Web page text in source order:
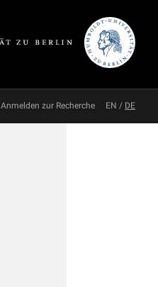
Anmelden zur Recherche EN / DE